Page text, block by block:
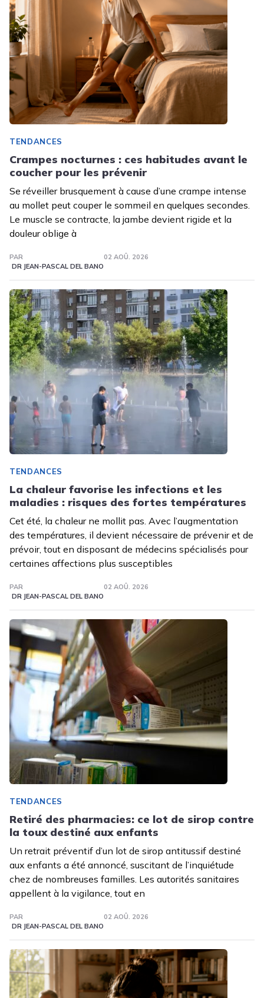
TENDANCES
Crampes nocturnes : ces habitudes avant le
coucher pour les prévenir
Se réveiller brusquement à cause d’une crampe intense
au mollet peut couper le sommeil en quelques secondes.
Le muscle se contracte, la jambe devient rigide et la
douleur oblige à
PAR
DR JEAN-PASCAL DEL BANO
02 AOÛ. 2026
TENDANCES
La chaleur favorise les infections et les
maladies : risques des fortes températures
Cet été, la chaleur ne mollit pas. Avec l’augmentation
des températures, il devient nécessaire de prévenir et de
prévoir, tout en disposant de médecins spécialisés pour
certaines affections plus susceptibles
PAR
DR JEAN-PASCAL DEL BANO
02 AOÛ. 2026
TENDANCES
Retiré des pharmacies: ce lot de sirop contre
la toux destiné aux enfants
Un retrait préventif d’un lot de sirop antitussif destiné
aux enfants a été annoncé, suscitant de l’inquiétude
chez de nombreuses familles. Les autorités sanitaires
appellent à la vigilance, tout en
PAR
DR JEAN-PASCAL DEL BANO
02 AOÛ. 2026